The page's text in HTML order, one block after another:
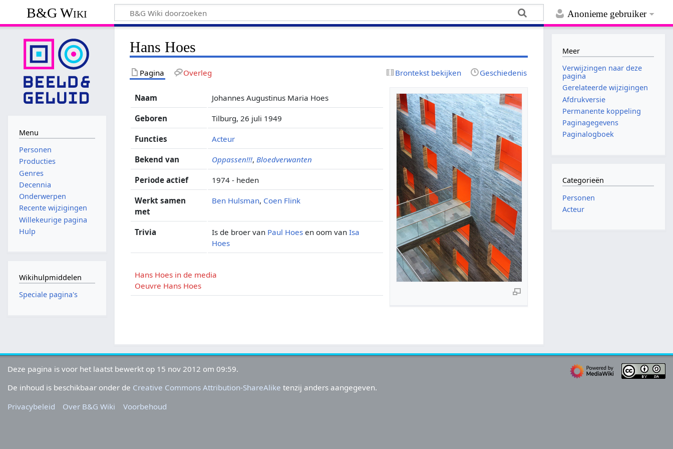
Anonieme gebruiker
B&G Wiki
Hans Hoes
Pagina Overleg Brontekst bekijken Geschiedenis
Naam Johannes Augustinus Maria Hoes
Geboren Tilburg, 26 juli 1949
Functies Acteur
Bekend van Oppassen!!!, Bloedverwanten
Periode actief 1974 - heden
Werkt samen
met
Ben Hulsman, Coen Flink
Trivia Is de broer van Paul Hoes en oom vanIsa
Hoes
Hans Hoes in de media
Oeuvre Hans Hoes
Menu
Personen
Producties
Genres
Decennia
Onderwerpen
Recente wijzigingen
Willekeurige pagina
Hulp
Wikihulpmiddelen
Speciale pagina's
Meer
Verwijzingen naar deze
pagina
Gerelateerde wijzigingen
Afdrukversie
Permanente koppeling
Paginagegevens
Paginalogboek
Categorieën
Personen
Acteur
Deze pagina is voor het laatst bewerkt op 15 nov 2012 om 09:59.
De inhoud is beschikbaar onder de Creative Commons Attribution-ShareAlike tenzij anders aangegeven.
Privacybeleid
Over B&G Wiki Voorbehoud